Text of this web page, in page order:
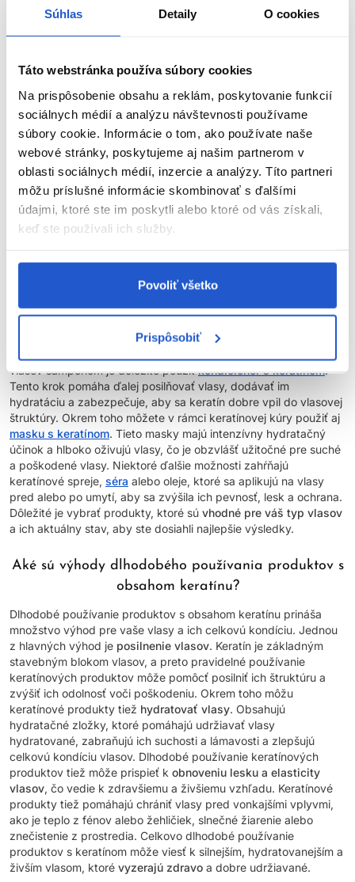
Súhlas Detaily O cookies
Táto webstránka používa súbory cookies
Na prispôsobenie obsahu a reklám, poskytovanie funkcií
sociálnych médií a analýzu návštevnosti používame
súbory cookie. Informácie o tom, ako používate naše
webové stránky, poskytujeme aj našim partnerom v
oblasti sociálnych médií, inzercie a analýzy. Títo partneri
môžu príslušné informácie skombinovať s ďalšími
údajmi, ktoré ste im poskytli alebo ktoré od vás získali,
keď ste používali ich služby.
Povoliť všetko
Prispôsobiť
Aké produkty je vhodné zvoliť do keratínovej kúry
dôležité zvážiť ich zloženie a účinky, aby vyhovovali
potrebámvašich vlasov.Šampón s keratínomje často prvým
čistia vlasy od nečistôt a nadbytočného oleja, ale zároveň
vlasov šampónom je dôležité použiťkondicionér s keratínom.
Tento krok pomáha ďalej posilňovať vlasy, dodávať im
hydratáciu a zabezpečuje, aby sa keratín dobre vpil do vlasovej
štruktúry. Okrem toho môžete v rámci keratínovej kúry použiť aj
masku s keratínom. Tieto masky majú intenzívny hydratačný
účinok a hlboko oživujú vlasy, čo je obzvlášť užitočné pre suché
a poškodené vlasy. Niektoré ďalšie možnosti zahŕňajú
keratínové spreje, séra alebo oleje, ktoré sa aplikujú na vlasy
pred alebo po umytí, aby sa zvýšila ich pevnosť, lesk a ochrana.
Dôležité je vybrať produkty, ktoré sú vhodné pre váš typ vlasov
a ich aktuálny stav, aby ste dosiahli najlepšie výsledky.
Aké sú výhody dlhodobého používania produktov s
obsahom keratínu?
Dlhodobé používanie produktov s obsahom keratínu prináša
množstvo výhod pre vaše vlasy a ich celkovú kondíciu. Jednou
z hlavných výhod je posilnenie vlasov. Keratín je základným
stavebným blokom vlasov, a preto pravidelné používanie
keratínových produktov môže pomôcť posilniť ich štruktúru a
zvýšiť ich odolnosť voči poškodeniu. Okrem toho môžu
keratínové produkty tiež hydratovať vlasy. Obsahujú
hydratačné zložky, ktoré pomáhajú udržiavať vlasy
hydratované, zabraňujú ich suchosti a lámavosti a zlepšujú
celkovú kondíciu vlasov. Dlhodobé používanie keratínových
produktov tiež môže prispieť k obnoveniu lesku a elasticity
vlasov, čo vedie k zdravšiemu a živšiemu vzhľadu. Keratínové
produkty tiež pomáhajú chrániť vlasy pred vonkajšími vplyvmi,
ako je teplo z fénov alebo žehličiek, slnečné žiarenie alebo
znečistenie z prostredia. Celkovo dlhodobé používanie
produktov s keratínom môže viesť k silnejším, hydratovanejším a
živším vlasom, ktoré vyzerajú zdravo a dobre udržiavané.